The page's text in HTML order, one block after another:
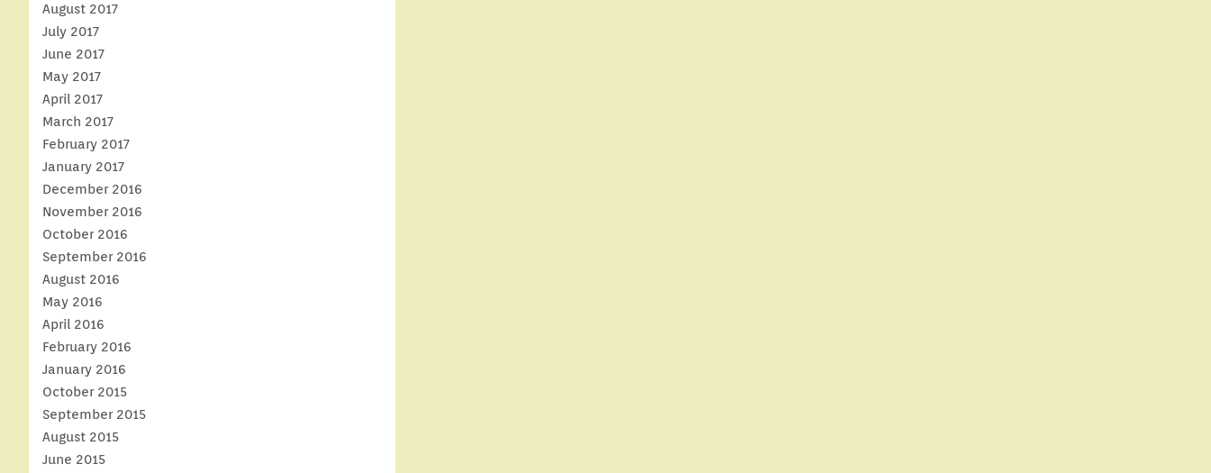
August 2017
July 2017
June 2017
May 2017
April 2017
March 2017
February 2017
January 2017
December 2016
November 2016
October 2016
September 2016
August 2016
May 2016
April 2016
February 2016
January 2016
October 2015
September 2015
August 2015
June 2015